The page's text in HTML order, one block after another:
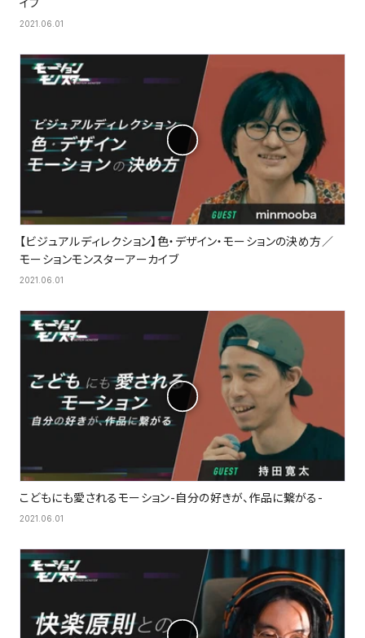
2021.06.01
【ビジュアルディレクション】色・デザイン・モーションの決め方／
モーションモンスターアーカイブ
2021.06.01
こどもにも愛されるモーション-自分の好きが、作品に繋がる-
2021.06.01